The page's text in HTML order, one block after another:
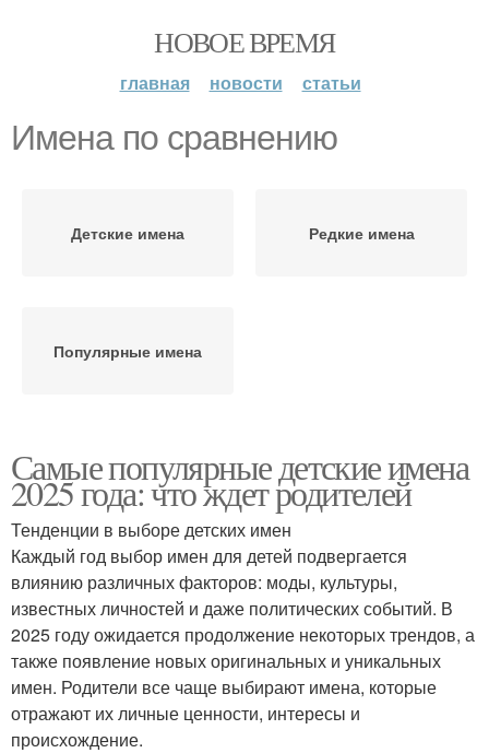
НОВОЕ ВРЕМЯ
главная новости статьи
Имена по сравнению
Детские имена Редкие имена
Популярные имена
Самые популярные детские имена
2025 года: что ждет родителей
Тенденции в выборе детских имен
Каждый год выбор имен для детей подвергается
влиянию различных факторов: моды, культуры,
известных личностей и даже политических событий. В
2025 году ожидается продолжение некоторых трендов, а
также появление новых оригинальных и уникальных
имен. Родители все чаще выбирают имена, которые
отражают их личные ценности, интересы и
происхождение.